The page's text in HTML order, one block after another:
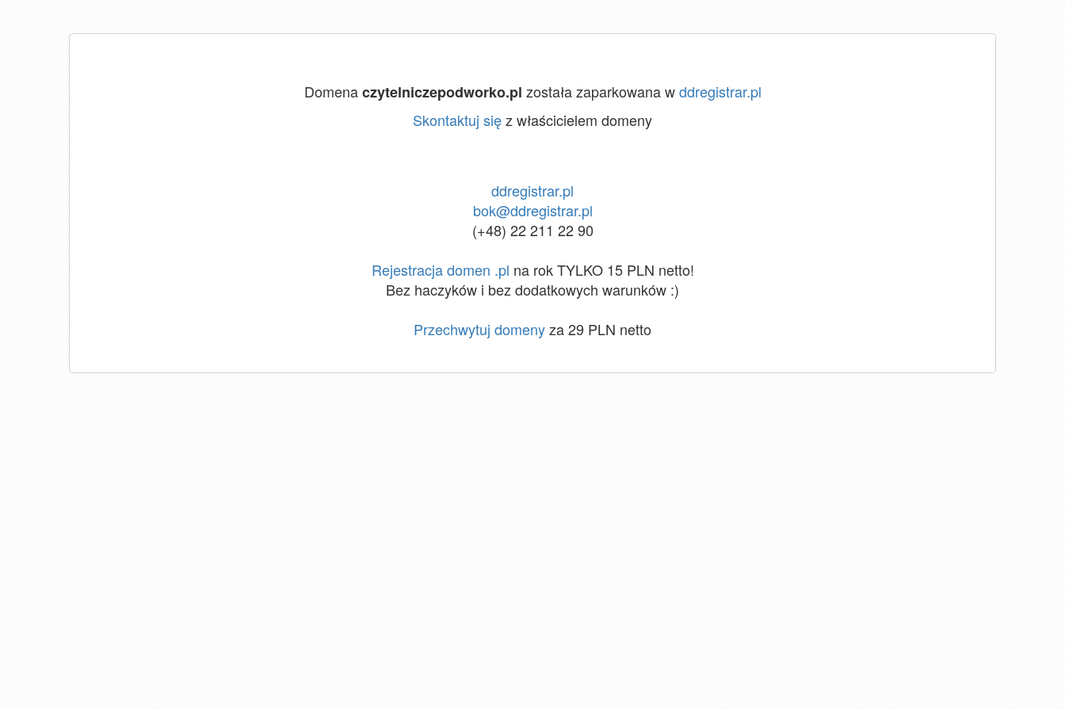
Domenaczytelniczepodworko.pl została zaparkowana wddregistrar.pl
Skontaktuj sięz właścicielem domeny
ddregistrar.pl
bok@ddregistrar.pl
(+48) 22 211 22 90
Rejestracja domen .pl na rok TYLKO 15 PLN netto!
Bez haczyków i bez dodatkowych warunków :)
Przechwytuj domenyza 29 PLN netto